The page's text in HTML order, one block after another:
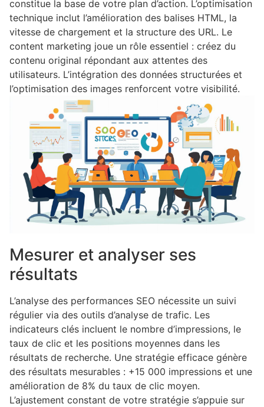
constitue la base de votre plan d’action. L’optimisation
technique inclut l’amélioration des balises HTML, la
vitesse de chargement et la structure des URL. Le
content marketing joue un rôle essentiel : créez du
contenu original répondant aux attentes des
utilisateurs. L’intégration des données structurées et
l’optimisation des images renforcent votre visibilité.
Mesurer et analyser ses
résultats
L’analyse des performances SEO nécessite un suivi
régulier via des outils d’analyse de trafic. Les
indicateurs clés incluent le nombre d’impressions, le
taux de clic et les positions moyennes dans les
résultats de recherche. Une stratégie efficace génère
des résultats mesurables : +15 000 impressions et une
amélioration de 8% du taux de clic moyen.
L’ajustement constant de votre stratégie s’appuie sur